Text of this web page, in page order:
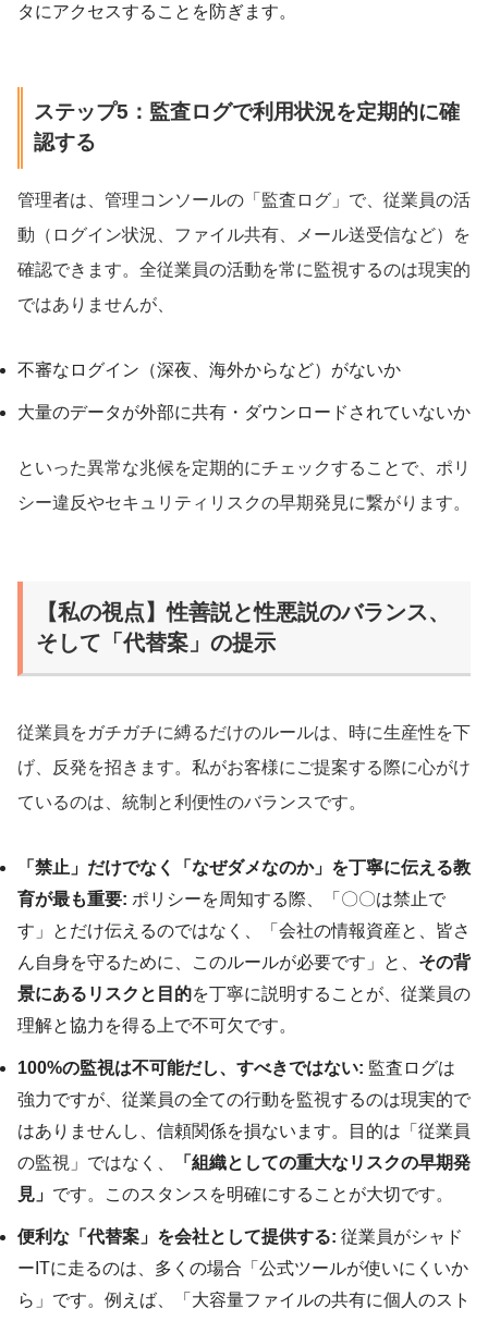
タにアクセスすることを防ぎます。
ステップ5：監査ログで利用状況を定期的に確
認する
管理者は、管理コンソールの「監査ログ」で、従業員の活
動（ログイン状況、ファイル共有、メール送受信など）を
確認できます。全従業員の活動を常に監視するのは現実的
ではありませんが、
不審なログイン（深夜、海外からなど）がないか
大量のデータが外部に共有・ダウンロードされていないか
といった異常な兆候を定期的にチェックすることで、ポリ
シー違反やセキュリティリスクの早期発見に繋がります。
【私の視点】性善説と性悪説のバランス、
そして「代替案」の提示
従業員をガチガチに縛るだけのルールは、時に生産性を下
げ、反発を招きます。私がお客様にご提案する際に心がけ
ているのは、統制と利便性のバランスです。
「禁止」だけでなく「なぜダメなのか」を丁寧に伝える教
育が最も重要: ポリシーを周知する際、「〇〇は禁止で
す」とだけ伝えるのではなく、「会社の情報資産と、皆さ
ん自身を守るために、このルールが必要です」と、 その背
景にあるリスクと目的を丁寧に説明することが、従業員の
理解と協力を得る上で不可欠です。
100%の監視は不可能だし、すべきではない: 監査ログは
強力ですが、従業員の全ての行動を監視するのは現実的で
はありませんし、信頼関係を損ないます。目的は「従業員
の監視」ではなく、
「組織としての重大なリスクの早期発
見」 です。このスタンスを明確にすることが大切です。
便利な「代替案」を会社として提供する: 従業員がシャド
ーITに走るのは、多くの場合「公式ツールが使いにくいか
ら」です。例えば、「大容量ファイルの共有に個人のスト